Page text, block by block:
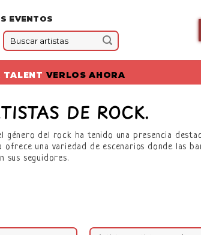
EVENTOS
TALENT VERLOS AHORA
DE ROCK.
género del rock ha tenido una presencia
ofrece una variedad de escenarios donde las
sus seguidores.